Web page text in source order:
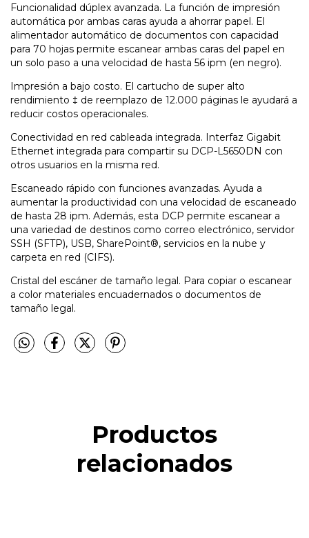
Funcionalidad dúplex avanzada. La función de impresión
automática por ambas caras ayuda a ahorrar papel. El
alimentador automático de documentos con capacidad
para 70 hojas permite escanear ambas caras del papel en
un solo paso a una velocidad de hasta 56 ipm (en negro).
Impresión a bajo costo. El cartucho de super alto
rendimiento ‡ de reemplazo de 12.000 páginas le ayudará a
reducir costos operacionales.
Conectividad en red cableada integrada. Interfaz Gigabit
Ethernet integrada para compartir su DCP-L5650DN con
otros usuarios en la misma red.
Escaneado rápido con funciones avanzadas. Ayuda a
aumentar la productividad con una velocidad de escaneado
de hasta 28 ipm. Además, esta DCP permite escanear a
una variedad de destinos como correo electrónico, servidor
SSH (SFTP), USB, SharePoint®, servicios en la nube y
carpeta en red (CIFS).
Cristal del escáner de tamaño legal. Para copiar o escanear
a color materiales encuadernados o documentos de
tamaño legal.
Productos
relacionados